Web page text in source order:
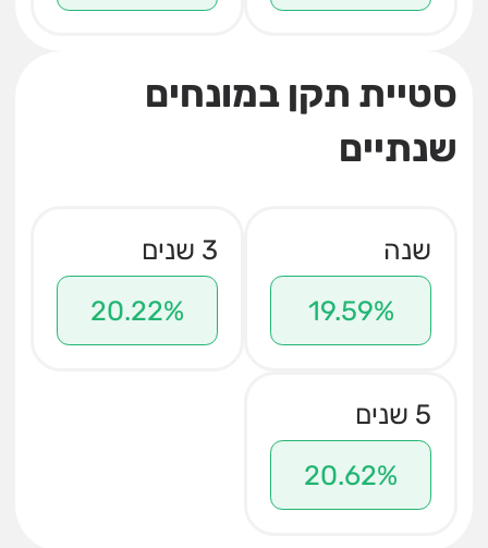
סטיית תקן במונחים
שנתיים
שנה
19.59%
3 שנים
20.22%
5 שנים
20.62%